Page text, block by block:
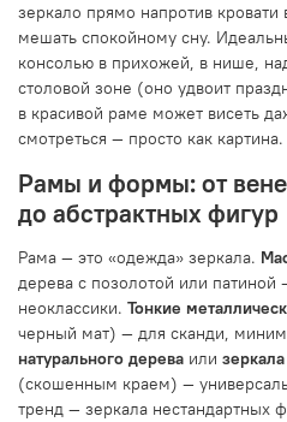
зеркало прямо напротив
мешать спокойному сну.
консолью в прихожей, в нише,
столовой зоне (оно удвоит
в красивой раме может висеть
смотреться — просто как картина.
Рамы и формы: от
до абстрактных фигур
Рама — это «одежда» зеркала.
дерева с позолотой или патиной
неоклассики. Тонкие
черный мат) — для сканди,
натурального дерева или
(скошенным краем) —
тренд — зеркала нестандартных